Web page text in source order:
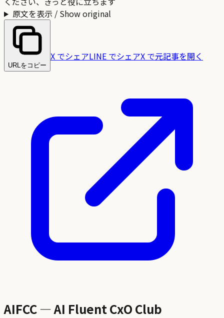
原文を表示 / Show original
URLをコピー
X でシェアLINE でシェアX で元記事を開く
AIFCC — AI Fluent CxO Club